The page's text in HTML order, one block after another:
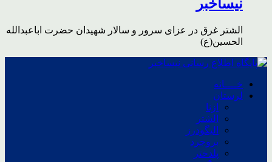
نیساخبر
الشتر غرق در عزای سرور و سالار شهیدان حضرت اباعبدالله
الحسین(ع)
خــــانه
لرستان
ازنا
الشتر
الیگودرز
بروجرد
پلدختر